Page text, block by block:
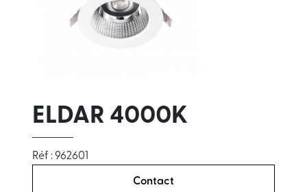
ELDAR 4000K
Réf : 962601
Contact